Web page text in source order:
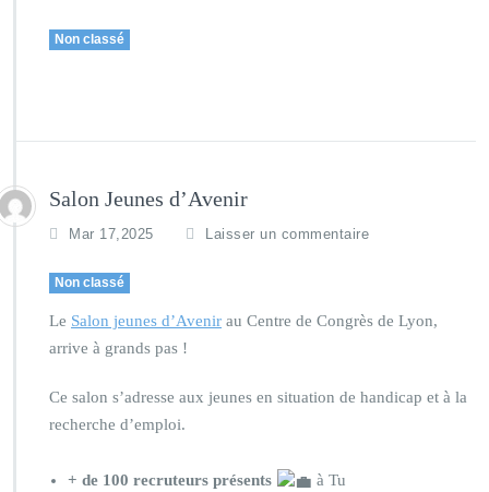
Non classé
Salon Jeunes d’Avenir
Mar 17,2025 Laisser un commentaire
Non classé
Le Salon jeunes d’Avenir au Centre de Congrès de Lyon,
arrive à grands pas !
Ce salon s’adresse aux jeunes en situation de handicap et à la
recherche d’emploi.
+ de 100 recruteurs présents
à Tu